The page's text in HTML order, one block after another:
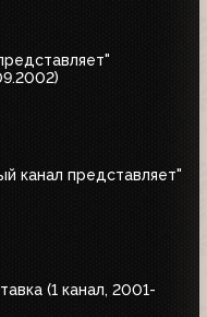
канал представляет"
(1 канал, 2001-